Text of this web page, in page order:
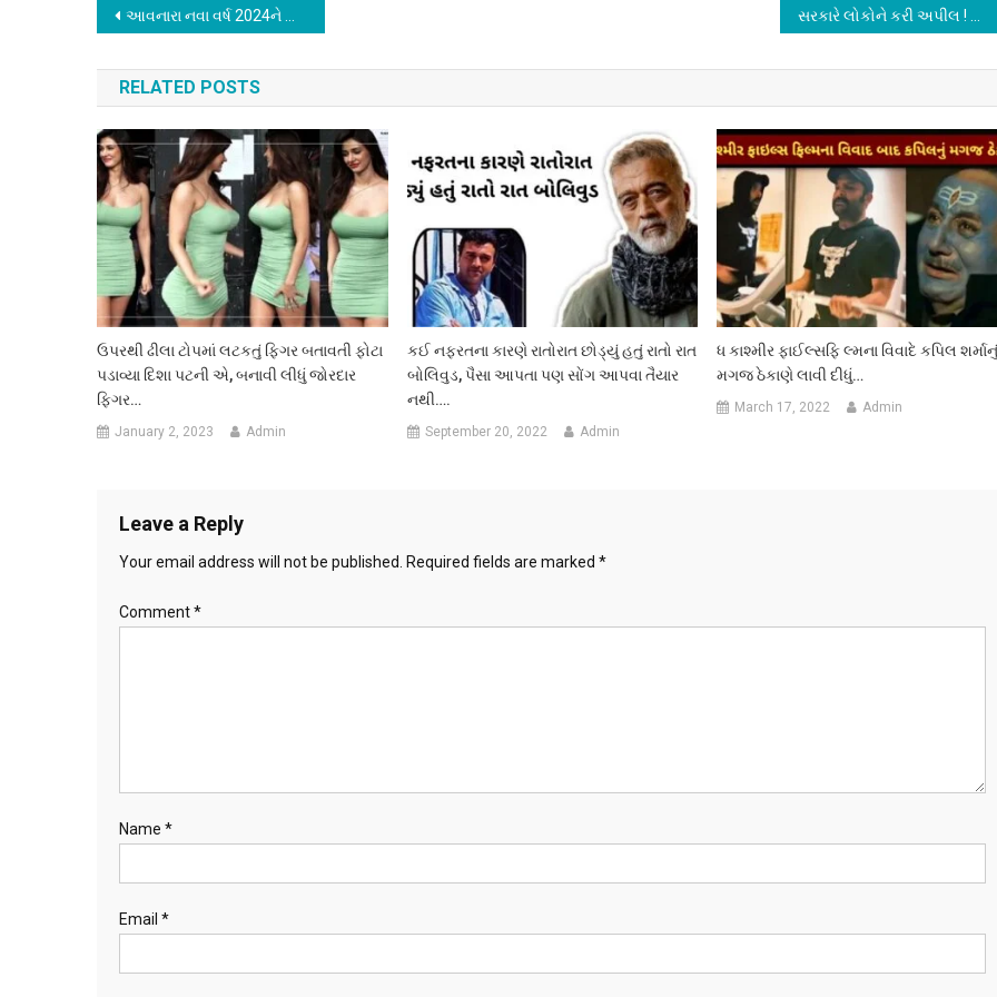
Post
navigation
આવનારા નવા વર્ષ 2024ને લઇ બાબા વેંગાની 5 મોટી ભવિષ્યવાણી ! અમદાવાદીઓ માટે ખાસ જાણવા જેવી… સરકારે લોકોને કરી અપીલ ! ઘઉં ખાવાનું છોડી આ ધાન્યનો આહારમાં ઉપયોગ વધારવાની ખાસ સૂચના…
RELATED POSTS
ઉપરથી ઢીલા ટોપમાં લટકતું ફિગર બતાવતી ફોટા
પડાવ્યા દિશા પટની એ, બનાવી લીધું જોરદાર
ફિગર…
January 2, 2023 Admin
કઈ નફરતના કારણે રાતોરાત છોડ્યું હતું રાતો રાત
બોલિવુડ, પૈસા આપતા પણ સોંગ આપવા તૈયાર
નથી….
September 20, 2022 Admin
ધ કાશ્મીર ફાઈલ્સફિ લ્મના વિવાદે કપિલ
મગજ ઠેકાણે લાવી દીધું…
March 17, 2022 Admin
Leave a Reply
Your email address will not be published. Required fields are marked *
Comment*
Name *
Email *